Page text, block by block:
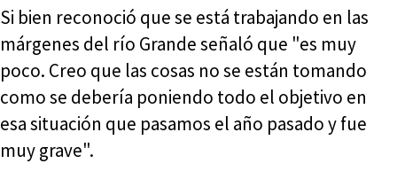
Si bien reconoció que se está trabajando en las
márgenes del río Grande señaló que "es muy
poco. Creo que las cosas no se están tomando
como se debería poniendo todo el objetivo en
esa situación que pasamos el año pasado y fue
muy grave".